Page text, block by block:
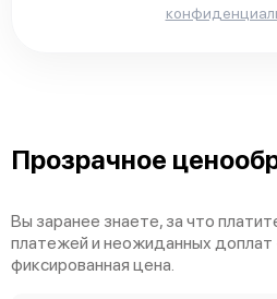
Прозрачное
Вы заранее знаете, за что
платежей и неожиданных доплат
фиксированная цена.